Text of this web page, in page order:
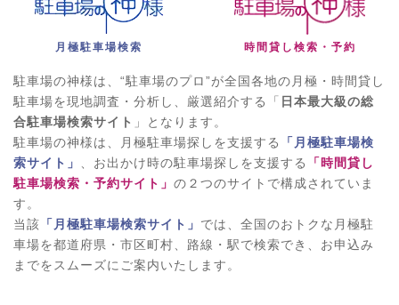
月極駐車場検索 時間貸し検索・予約
駐車場の神様は、“駐車場のプロ”が全国各地の月極・時間貸し
駐車場を現地調査・分析し、厳選紹介する「 日本最大級の総
合駐車場検索サイト 」となります。
駐車場の神様は、月極駐車場探しを支援する
「月極駐車場検
索サイト」
、お出かけ時の駐車場探しを支援する
「時間貸し
駐車場検索・予約サイト」 の２つのサイトで構成されていま
す。
当該 「月極駐車場検索サイト」 では、全国のおトクな月極駐
車場を都道府県・市区町村、路線・駅で検索でき、お申込み
までをスムーズにご案内いたします。